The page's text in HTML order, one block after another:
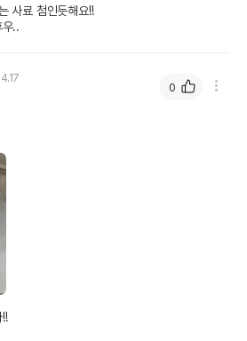
CARGIL//해당사항없음
어바웃펫//1644-9601
사료 첨인듯해요!!
..
0